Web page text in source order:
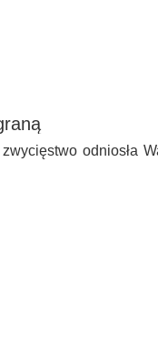
odniosła